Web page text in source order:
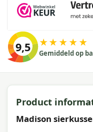
9,5 ★★★★★
Gemiddeld op
Product
Madison